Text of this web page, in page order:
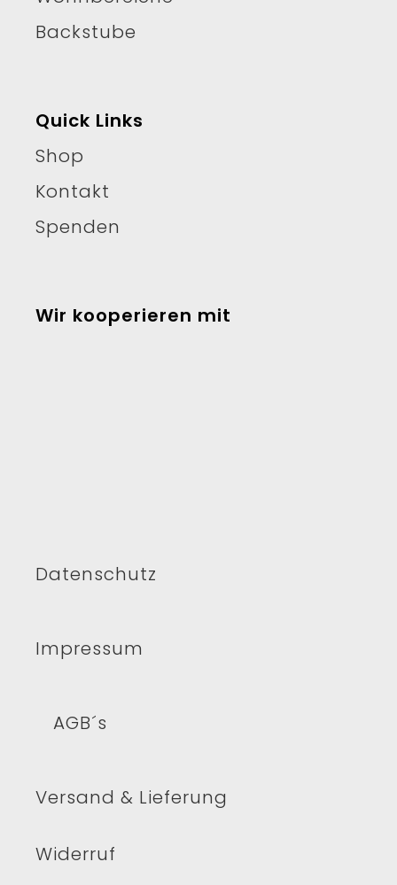
Backstube
Quick Links
Shop
Kontakt
Spenden
Wir kooperieren mit
Datenschutz
Impressum
AGB´s
Versand & Lieferung
Widerruf